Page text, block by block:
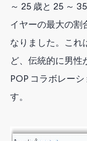
～ 25 歳と 25 ～
イヤーの最大の割
なりました。これ
ど、伝統的に男性
POP コラボレー
す。